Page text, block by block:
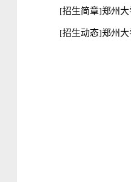
[招生简章]郑州
[招生动态]郑州